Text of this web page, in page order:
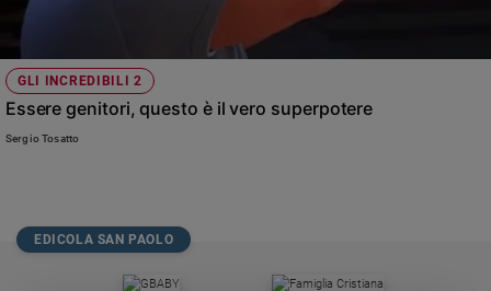
Interviste
Papa
Papa
Chiesa
Fede
GLI INCREDIBILI 2
Essere genitori, questo è il vero superpotere
Sergio Tosatto
EDICOLA SAN PAOLO